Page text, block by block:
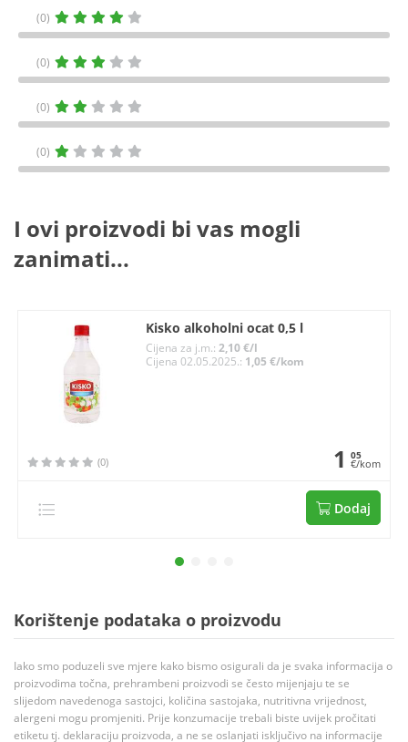
(0)
(0)
(0)
(0)
I ovi proizvodi bi vas mogli
zanimati...
Kisko alkoholni ocat 0,5 l
Cijena za j.m.:2,10 €/l
Cijena 02.05.2025.: 1,05 €/kom
(0) 1 05
€/kom
Dodaj
Korištenje podataka o proizvodu
Iako smo poduzeli sve mjere kako bismo osigurali da je svaka informacija o
proizvodima točna, prehrambeni proizvodi se često mijenjaju te se
slijedom navedenoga sastojci, količina sastojaka, nutritivna vrijednost,
alergeni mogu promjeniti. Prije konzumacije trebali biste uvijek pročitati
etiketu tj. deklaraciju proizvoda, a ne se oslanjati isključivo na informacije